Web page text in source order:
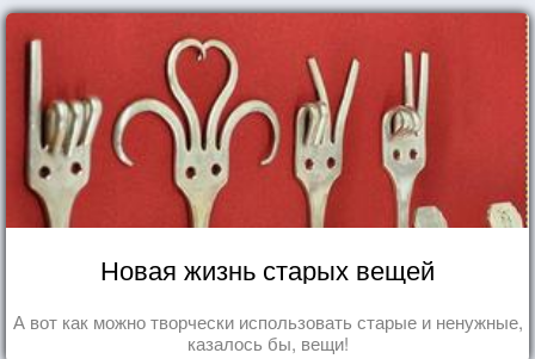
Новая жизнь старых вещей
А вот как можно творчески использовать старые и ненужные,
казалось бы, вещи!